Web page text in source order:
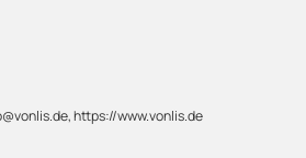
https://www.vonlis.de